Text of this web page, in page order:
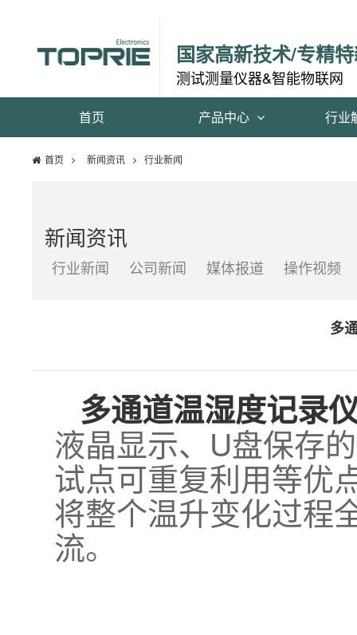
国家高新技术/专精
测试测量仪器&智能物联网
首页 产品中心 行业
首页 新闻资讯 行业新闻
新闻资讯
行业新闻 公司新闻 媒体报道 操作视频
多
多通道温湿度记录
液晶显示、U盘保存
试点可重复利用等优
将整个温升变化过程
流。